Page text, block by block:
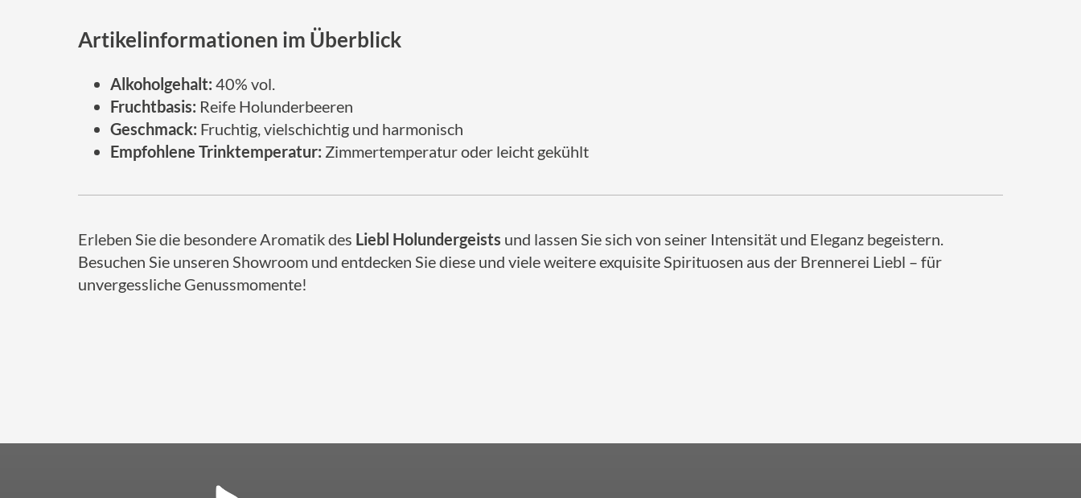
Artikelinformationen im Überblick
Alkoholgehalt: 40% vol.
Fruchtbasis: Reife Holunderbeeren
Geschmack: Fruchtig, vielschichtig und harmonisch
Empfohlene Trinktemperatur: Zimmertemperatur oder leicht gekühlt
Erleben Sie die besondere Aromatik des Liebl Holundergeists und lassen Sie sich von seiner Intensität und Eleganz begeistern.
Besuchen Sie unseren Showroom und entdecken Sie diese und viele weitere exquisite Spirituosen aus der Brennerei Liebl – für
unvergessliche Genussmomente!